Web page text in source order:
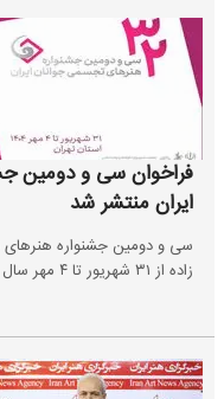
فراخوان سی و دومین
ایران منتشر شد
سی و دومین جشنواره هنرهای
زاده از ۳۱ شهریور تا ۴ مهر سال ۱۴۰۴ در استان تهران برگزار خواهد شد.